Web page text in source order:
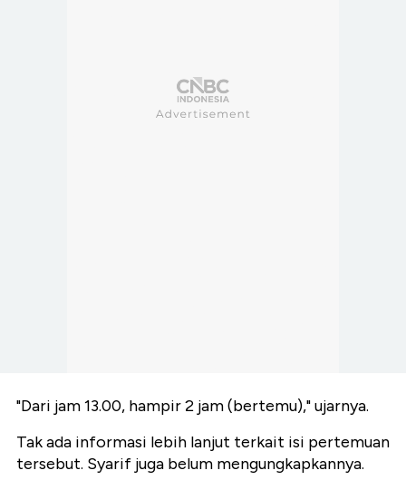
"Dari jam 13.00, hampir 2 jam (bertemu)," ujarnya.
Tak ada informasi lebih lanjut terkait isi pertemuan
tersebut. Syarif juga belum mengungkapkannya.